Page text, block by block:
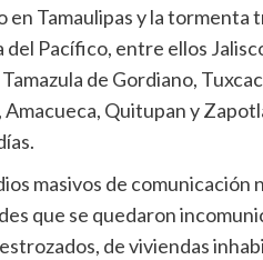
en Tamaulipas y la
del Pacífico, entre ellos
de Gordiano,
Quitupan y
masivos de
que se quedaron
de viviendas